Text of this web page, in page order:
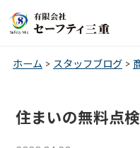
ホーム > スタッフブログ>
住まいの無料点検